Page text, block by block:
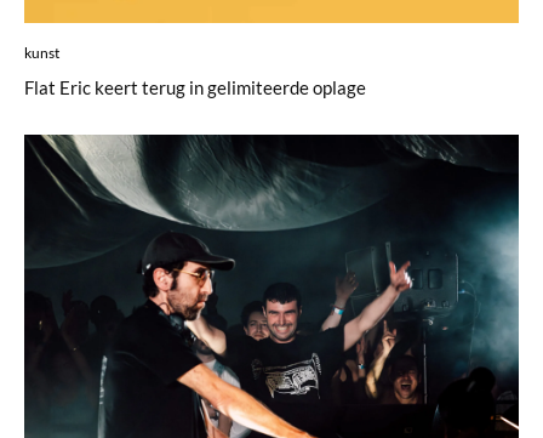
kunst
Flat Eric keert terug in gelimiteerde oplage